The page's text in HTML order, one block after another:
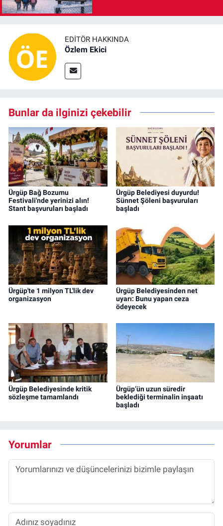
EDITÖR HAKKINDA
Özlem Ekici
Bunlar da ilginizi çekebilir
Ürgüp Bağ Bozumu
Festivali'nde yerinizi alın!
Stant başvuruları başladı
Ürgüp Belediyesi duyurdu!
Sünnet Şöleni başvuruları
başladı
Ürgüp'te 1 milyon TL'lik dev
organizasyon
Ürgüp Belediyesinden net
uyarı: Bunu yapan ceza
ödeyecek
Ürgüp Belediyesinde kritik
sözleşme tamamlandı
Ürgüp’ün uzun süredir
beklediği terminalin inşaatı
başladı
Yorumlar